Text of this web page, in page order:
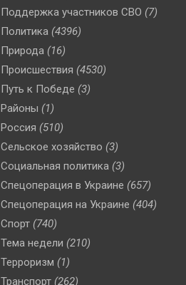
Поддержка участников СВО (7)
Политика (4396)
Природа (16)
Происшествия (4530)
Путь к Победе (3)
Районы (1)
Россия (510)
Сельское хозяйство (3)
Социальная политика (3)
Спецоперация в Украине (657)
Спецоперация на Украине (404)
Спорт (740)
Тема недели (210)
Терроризм (1)
Транспорт (262)